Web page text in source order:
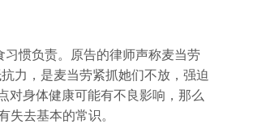
惯负责。原告的律师声称麦当劳
力，是麦当劳紧抓她们不放，强迫
对身体健康可能有不良影响，那么
失去基本的常识。